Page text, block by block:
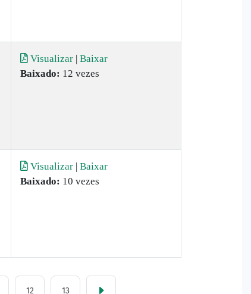
Visualizar | Baixar
Baixado: 12 vezes
Visualizar | Baixar
Baixado: 10 vezes
12 13